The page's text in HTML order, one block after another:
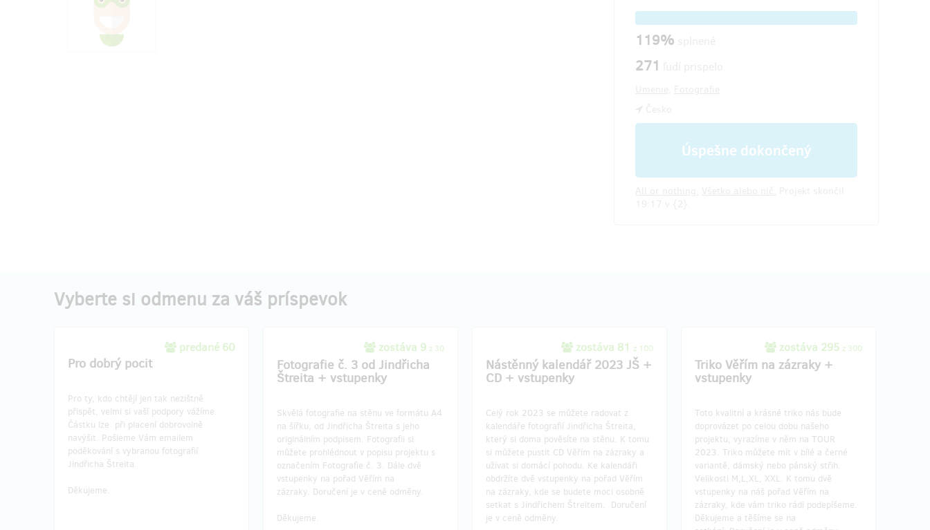
119%
271
Úspešne dokončený
Vyberte si odmenu za váš príspevok
predané 60
Pro dobrý pocit
Pro ty, kdo chtějí jen tak nezištně
přispět, velmi si vaší podpory vážíme.
Částku lze při placení dobrovolně
navýšit. Pošleme Vám emailem
poděkování s vybranou fotografií
Jindřicha Štreita.
Děkujeme.
zostáva 9 z 30
Fotografie č. 3 od Jindřicha
Štreita + vstupenky
Skvělá fotografie na stěnu ve formátu A4
na šířku, od Jindřicha Štreita s jeho
originálním podpisem. Fotografii si
můžete prohlédnout v popisu projektu s
označením Fotografie č. 3. Dále dvě
vstupenky na pořad Věřím na
zázraky. Doručení je v ceně odměny.
Děkujeme.
zostáva 81 z 100
Nástěnný kalendář 2023 JŠ +
CD + vstupenky
Celý rok 2023 se můžete radovat z
kalendáře fotografií Jindřicha Štreita,
který si doma pověsíte na stěnu. K tomu
si můžete pustit CD Věřím na zázraky a
užívat si domácí pohodu. Ke kalendáři
obdržíte dvě vstupenky na pořad Věřím
na zázraky, kde se budete moci osobně
setkat s Jindřichem Štreitem. Doručení
je v ceně odměny.
zostáva 295 z 300
Triko Věřím na zázraky +
vstupenky
Toto kvalitní a krásné triko nás bude
doprovázet po celou dobu našeho
projektu, vyrazíme v něm na TOUR
2023. Triko můžete mít v bílé a černé
variantě, dámský nebo pánský střih.
Velikosti M,L,XL, XXL. K tomu dvě
vstupenky na náš pořad Věřím na
zázraky, kde vám triko rádi podepíšeme.
Děkujeme a těšíme se na